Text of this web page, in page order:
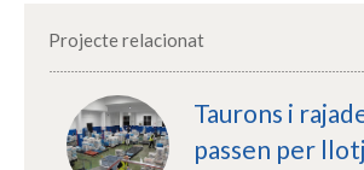
Projecte relacionat
Taurons i
passen per